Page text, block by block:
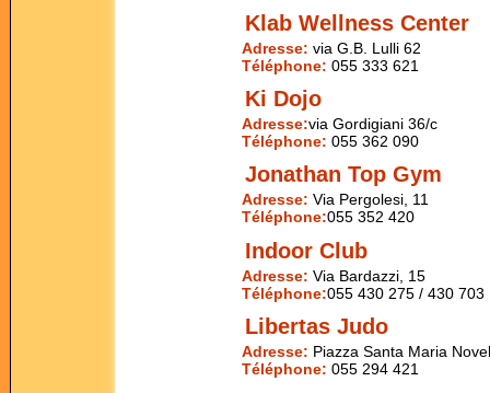
Klab Wellness Center
Adresse: via G.B. Lulli 62
Téléphone: 055 333 621
Ki Dojo
Adresse:via Gordigiani 36/c
Téléphone: 055 362 090
Jonathan Top Gym
Adresse: Via Pergolesi, 11
Téléphone:055 352 420
Indoor Club
Adresse: Via Bardazzi, 15
Téléphone:055 430 275 / 430 703
Libertas Judo
Adresse: Piazza Santa Maria
Téléphone: 055 294 421